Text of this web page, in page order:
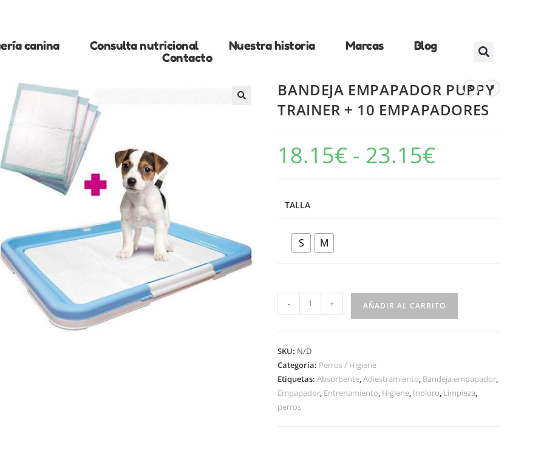
canina Consulta nutricional Nuestra historia Marcas
Blog
Contacto
BANDEJA EMPAPADOR PUPPY
TRAINER + 10 EMPAPADORES
18.15€ - 23.15€
TALLA
S M
- + AÑADIR AL CARRITO
SKU: N/D
Categoría: Perros / Higiene
Etiquetas:Absorbente,Adiestramiento, Bandeja empapador,
Empapador, Entrenamiento, Higiene, Inoloro, Limpieza,
perros